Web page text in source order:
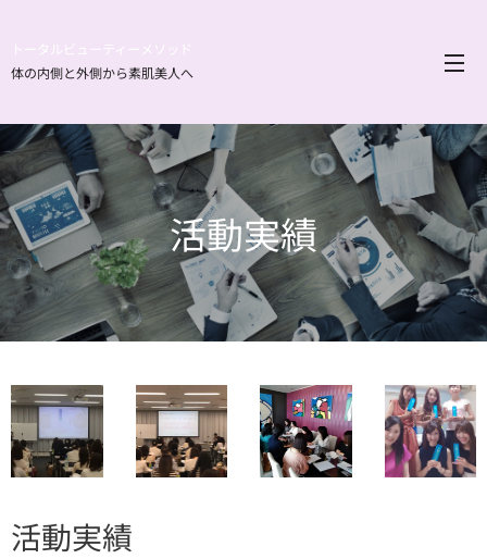
トータルビューティーメソッド
体の内側と外側から素肌美人へ
活動実績
活動実績